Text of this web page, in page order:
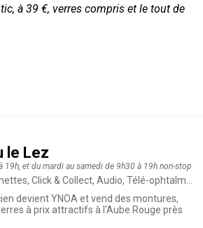
à 39 €, verres compris et le tout de
le Lez
19h, et du mardi au samedi de 9h30 à 19h non-stop
& Collect, Audio, Télé-ophtalmologie, Opticien
devient YNOA et vend des montures,
à prix attractifs à l'Aube Rouge près